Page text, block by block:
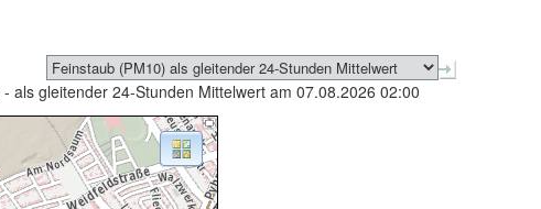
- als gleitender 24-Stunden Mittelwert am 07.08.2026 02:00